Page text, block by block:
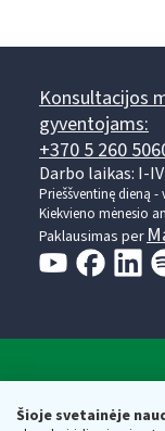
Šioje svetainėje
Konsultacijos
gyventojams:
+370 5 260
Darbo laikas: I-IV
Prieššventinę dieną
Kiekvieno mėnesio
Paklausimas per
Respublikos